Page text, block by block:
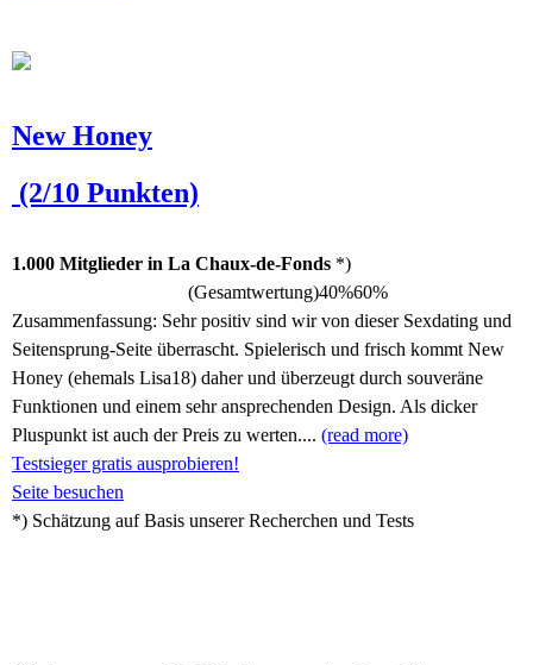
New Honey
(2/10 Punkten)
1.000 Mitglieder in La Chaux-de-Fonds *)
(Gesamtwertung)40%60%
Zusammenfassung: Sehr positiv sind wir von dieser Sexdating und
Seitensprung-Seite überrascht. Spielerisch und frisch kommt New
Honey (ehemals Lisa18) daher und überzeugt durch souveräne
Funktionen und einem sehr ansprechenden Design. Als dicker
Pluspunkt ist auch der Preis zu werten.... (read more)
Testsieger gratis ausprobieren!
Seite besuchen
*) Schätzung auf Basis unserer Recherchen und Tests